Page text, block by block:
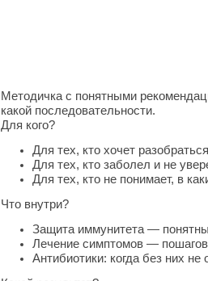
Методичка с понятными
какой последовательности.
Для кого?
Для тех, кто хочет
Для тех, кто заболел и не
Для тех, кто не понимает, в
Что внутри?
Защита иммунитета —
Лечение симптомов —
Антибиотики: когда без них